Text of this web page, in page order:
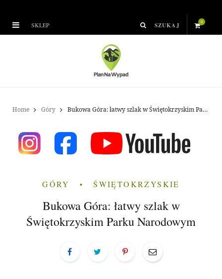
SKLEP 0
a
Home Góry Bukowa Góra: łatwy szlak w Świętokrzyskim Parku Narodowym
GÓRY ŚWIĘTOKRZYSKIE
Bukowa Góra: łatwy szlak w
Świętokrzyskim Parku Narodowym